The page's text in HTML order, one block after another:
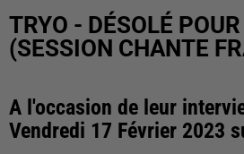
TRYO - DÉSOLÉ
(SESSION CHANTE
A l'occasion de leur
Vendredi 17 Février 2023